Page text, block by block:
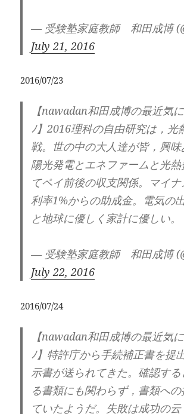
— 受験塾家庭教師 和田成博
July 21, 2016
2016/07/23
【nawadan和田成博の最近気
ﾉ】2016理科の自由研究は，光
戦。世の中の大人達が皆，興
陽光発電とエネファームと光
てペイ前後の収支関係。マイ
利率1%からの助成金。電気の
と地球に優しく家計に優しい。
— 受験塾家庭教師 和田成博
July 22, 2016
2016/07/24
【nawadan和田成博の最近気
ﾉ】特許庁から手続補正書を提
示書が送られてきた。確認す
る書類にも関わらず，書類へ
ていたようだ。失敗は成功の